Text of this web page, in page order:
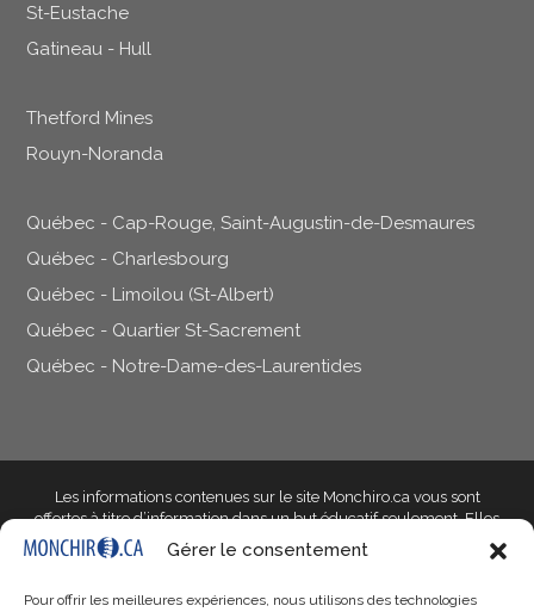
Gérer le consentement
Pour offrir les meilleures expériences, nous utilisons des technologies
St-Eustache
Gatineau - Hull
Thetford Mines
Rouyn-Noranda
Québec - Cap-Rouge, Saint-Augustin-de-Desmaures
Québec - Charlesbourg
Québec - Limoilou (St-Albert)
Québec - Quartier St-Sacrement
Québec - Notre-Dame-des-Laurentides
Les informations contenues sur le site Monchiro.ca vous sont
offertes à titre d’information dans un but éducatif seulement. Elles
ne doivent pas être utilisées dans le but d’établir un diagnostic et ne
peuvent en aucun cas remplacer l’avis d’un professionnel de la
votre situation. Si votre situation vous inquiète, parlez-en à votre